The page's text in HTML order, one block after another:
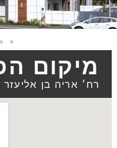
מיקום
רח׳ אריה בן אליעזר 15, אשדוד